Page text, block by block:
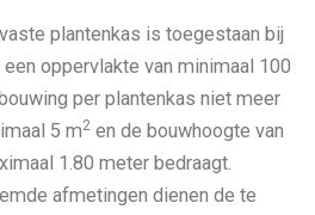
plantenkas is toegestaan bij
oppervlakte van minimaal 100
per plantenkas niet meer
5 m2 en de bouwhoogte van
1.80 meter bedraagt.
afmetingen dienen de te